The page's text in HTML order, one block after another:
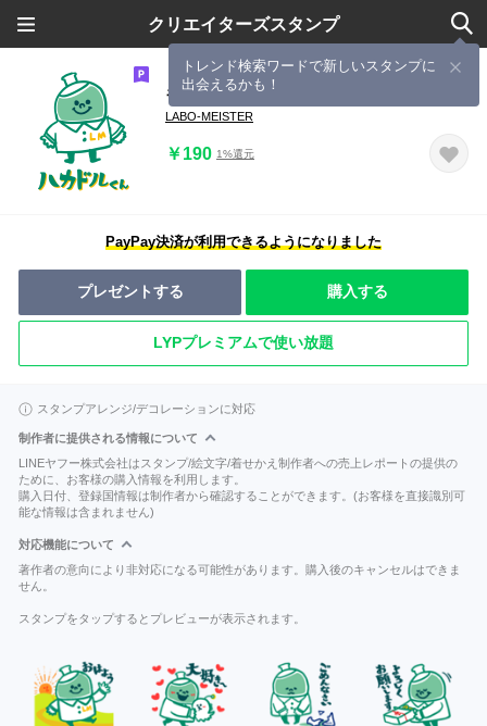
クリエイターズスタンプ
トレンド検索ワードで新しいスタンプに
出会えるかも！
キュート！フラスコのハカドルくん
LABO-MEISTER
￥190 1%還元
PayPay決済が利用できるようになりました
プレゼントする 購入する
LYPプレミアムで使い放題
スタンプアレンジ/デコレーションに対応
制作者に提供される情報について
LINEヤフー株式会社はスタンプ/絵文字/着せかえ制作者への売上レポートの提供の
ために、お客様の購入情報を利用します。
購入日付、登録国情報は制作者から確認することができます。(お客様を直接識別可
能な情報は含まれません)
対応機能について
著作者の意向により非対応になる可能性があります。購入後のキャンセルはできま
せん。
スタンプをタップするとプレビューが表示されます。